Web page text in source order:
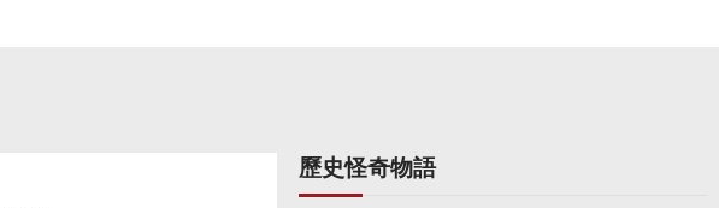
歷史怪奇物語